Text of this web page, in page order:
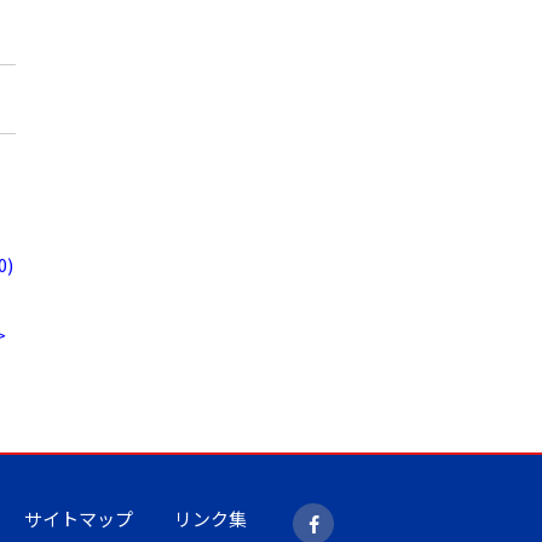
サイトマップ リンク集